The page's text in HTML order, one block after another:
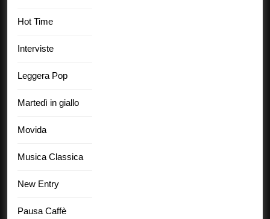
Hot Time
Interviste
Leggera Pop
Martedì in giallo
Movida
Musica Classica
New Entry
Pausa Caffè